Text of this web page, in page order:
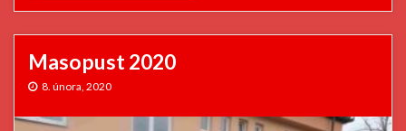
Masopust 2020
8. února, 2020